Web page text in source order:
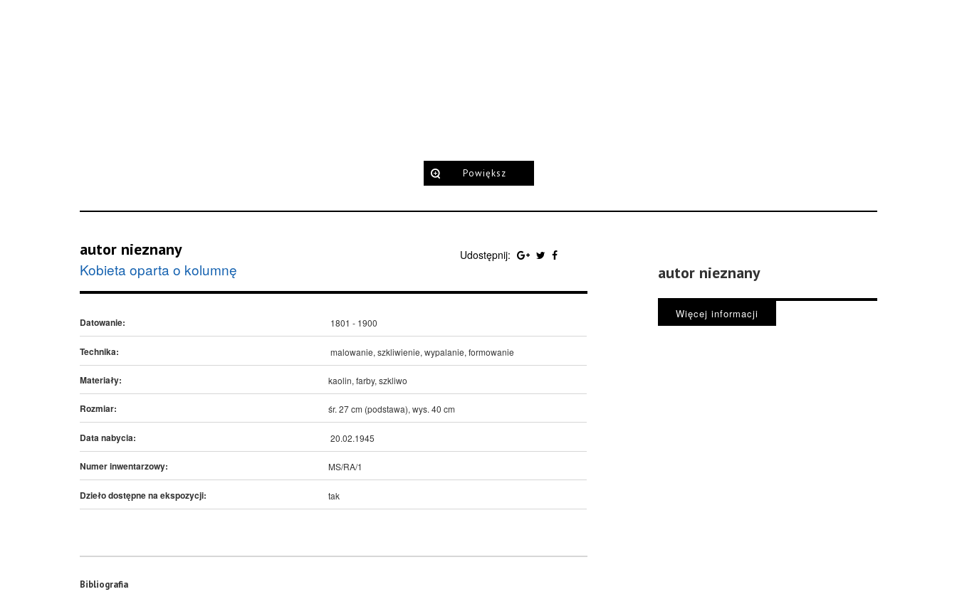
Powiększ
autor nieznany
Kobieta oparta o kolumnę
Udostępnij:
Datowanie: 1801 - 1900
Technika: malowanie, szkliwienie, wypalanie, formowanie
Materiały: kaolin, farby, szkliwo
Rozmiar: śr. 27 cm (podstawa), wys. 40 cm
Data nabycia: 20.02.1945
Numer inwentarzowy: MS/RA/1
Dzieło dostępne na ekspozycji: tak
Bibliografia
autor nieznany
Więcej informacji